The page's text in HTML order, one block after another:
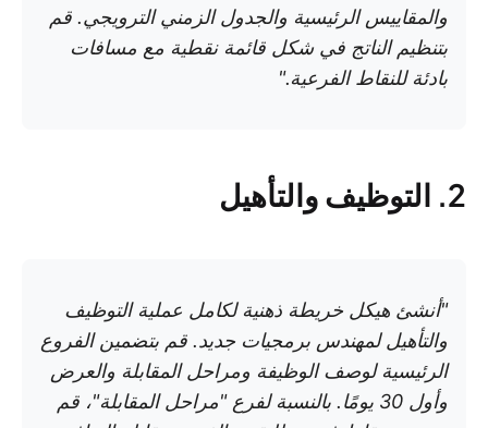
والمقاييس الرئيسية والجدول الزمني الترويجي. قم
بتنظيم الناتج في شكل قائمة نقطية مع مسافات
بادئة للنقاط الفرعية."
2. التوظيف والتأهيل
"أنشئ هيكل خريطة ذهنية لكامل عملية التوظيف
والتأهيل لمهندس برمجيات جديد. قم بتضمين الفروع
الرئيسية لوصف الوظيفة ومراحل المقابلة والعرض
وأول 30 يومًا. بالنسبة لفرع "مراحل المقابلة"، قم